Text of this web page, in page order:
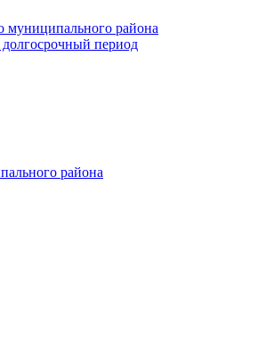
муниципального района
период
района